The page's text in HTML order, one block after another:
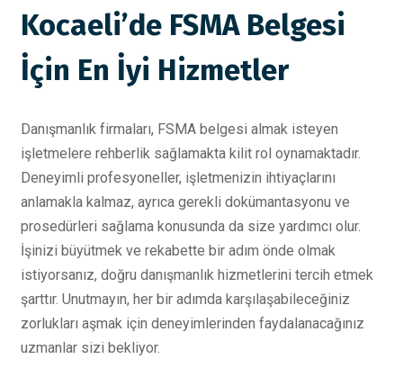
Kocaeli’de FSMA Belgesi
İçin En İyi Hizmetler
Danışmanlık firmaları, FSMA belgesi almak isteyen
işletmelere rehberlik sağlamakta kilit rol oynamaktadır.
Deneyimli profesyoneller, işletmenizin ihtiyaçlarını
anlamakla kalmaz, ayrıca gerekli dokümantasyonu ve
prosedürleri sağlama konusunda da size yardımcı olur.
İşinizi büyütmek ve rekabette bir adım önde olmak
istiyorsanız, doğru danışmanlık hizmetlerini tercih etmek
şarttır. Unutmayın, her bir adımda karşılaşabileceğiniz
zorlukları aşmak için deneyimlerinden faydalanacağınız
uzmanlar sizi bekliyor.